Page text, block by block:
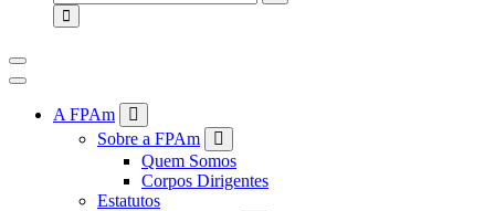
for:
A FPAm
Sobre a FPAm
Quem Somos
Corpos Dirigentes
Estatutos